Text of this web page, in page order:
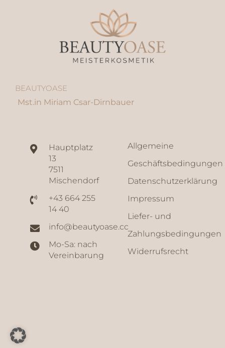
BEAUTYOASE
Mst.in Miriam Csar-Dirnbauer
Hauptplatz
13
7511
Mischendorf
+43 664 255
14 40
info@beautyoase.cc
Mo-Sa: nach
Vereinbarung
Allgemeine
Geschäftsbedingungen
Datenschutzerklärung
Impressum
Liefer- und
Zahlungsbedingungen
Widerrufsrecht